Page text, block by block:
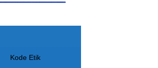
Kode Etik